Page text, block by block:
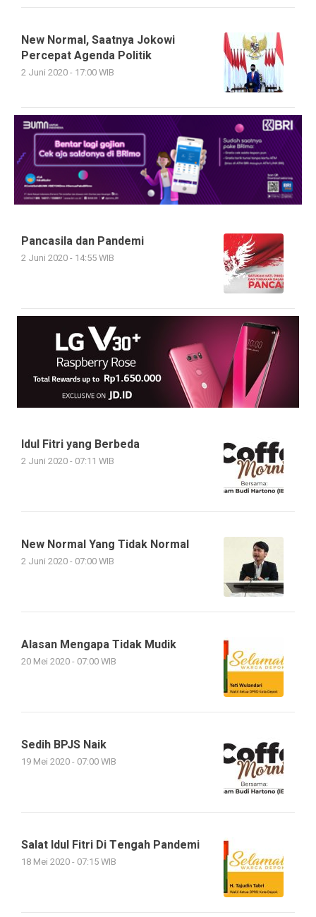
New Normal, Saatnya Jokowi
Percepat Agenda Politik
2 Juni 2020 - 17:00 WIB
Pancasila dan Pandemi
2 Juni 2020 - 14:55 WIB
Idul Fitri yang Berbeda
2 Juni 2020 - 07:11 WIB
New Normal Yang Tidak Normal
2 Juni 2020 - 07:00 WIB
Alasan Mengapa Tidak Mudik
20 Mei 2020 - 07:00 WIB
Sedih BPJS Naik
19 Mei 2020 - 07:00 WIB
Salat Idul Fitri Di Tengah Pandemi
18 Mei 2020 - 07:15 WIB